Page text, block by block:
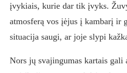
įvykiais, kurie dar tik įvyks.
atmosferą vos įėjus į kambarį ir
situacija saugi, ar joje slypi
Nors jų svajingumas kartais gali